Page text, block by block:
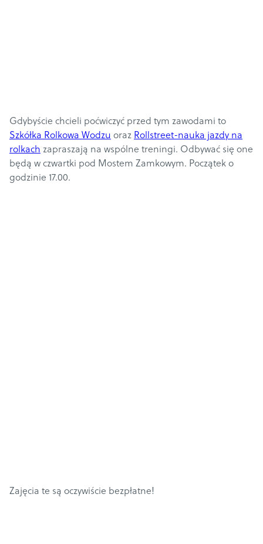
Gdybyście chcieli poćwiczyć przed tym zawodami to
Szkółka Rolkowa Wodzu oraz Rollstreet-nauka jazdy na
rolkach zapraszają na wspólne treningi. Odbywać się one
będą w czwartki pod Mostem Zamkowym. Początek o
godzinie 17.00.
Zajęcia te są oczywiście bezpłatne!